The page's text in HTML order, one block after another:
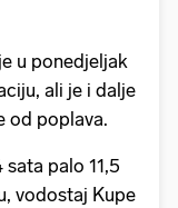
u ponedjeljak
ali je i dalje
od poplava.
palo 11,5
vodostaj Kupe